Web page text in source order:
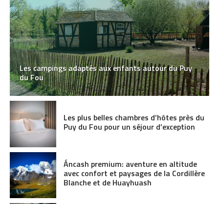
Les campings adaptés aux enfants autour du Puy
du Fou
Les plus belles chambres d’hôtes près du
Puy du Fou pour un séjour d’exception
Áncash premium: aventure en altitude
avec confort et paysages de la Cordillère
Blanche et de Huayhuash